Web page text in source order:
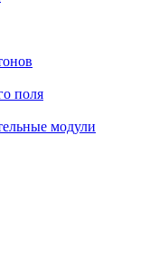
поля
модули